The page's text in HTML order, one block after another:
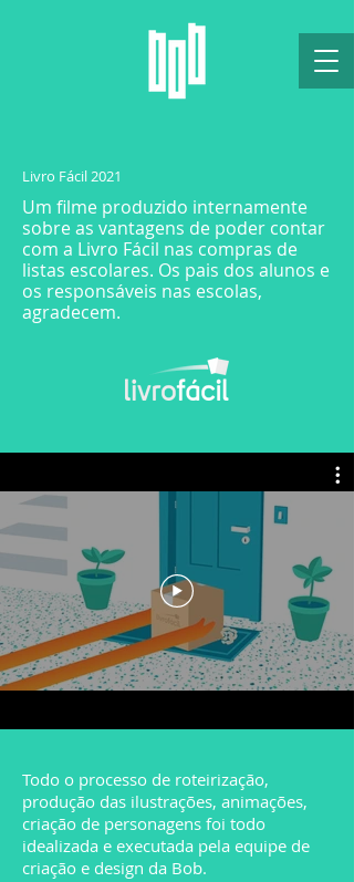
Livro Fácil 2021
Um filme produzido internamente
sobre as vantagens de poder contar
com a Livro Fácil nas compras de
listas escolares. Os pais dos alunos e
os responsáveis nas escolas,
agradecem.
Todo o processo de roteirização,
produção das ilustrações, animações,
criação de personagens foi todo
idealizada e executada pela equipe de
criação e design da Bob.